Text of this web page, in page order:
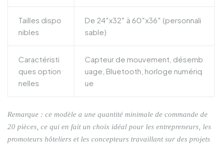
Tailles dispo
nibles
De 24″x32″ à 60″x36″ (personnali
sable)
Caractéristi
ques option
nelles
Capteur de mouvement, désemb
uage, Bluetooth, horloge numériq
ue
Remarque : ce modèle a une quantité minimale de commande de
20 pièces, ce qui en fait un choix idéal pour les entrepreneurs, les
promoteurs hôteliers et les concepteurs travaillant sur des projets